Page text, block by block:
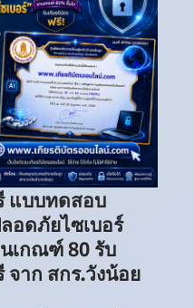
แบบทดสอบ
อดภัยไซเบอร์
เกณฑ์ 80 รับ
จาก สกร.วังน้อย